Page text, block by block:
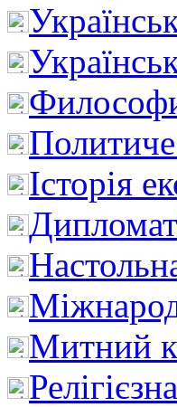
Історія
Митний